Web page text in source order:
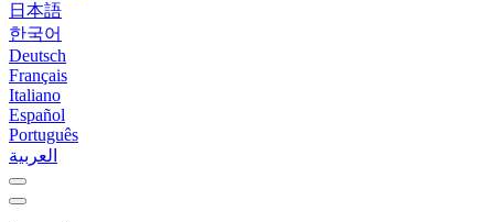
日本語
한국어
Deutsch
Français
Italiano
Español
Português
العربية